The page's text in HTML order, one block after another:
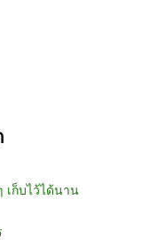
เก็บไว้ได้นาน